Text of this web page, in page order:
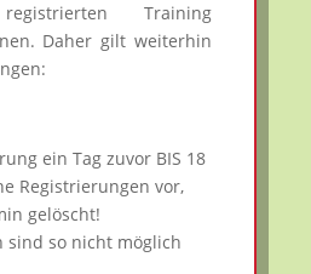
Training
Daher gilt weiterhin
ein Tag zuvor BIS 18
Registrierungen vor,
gelöscht!
sind so nicht möglich